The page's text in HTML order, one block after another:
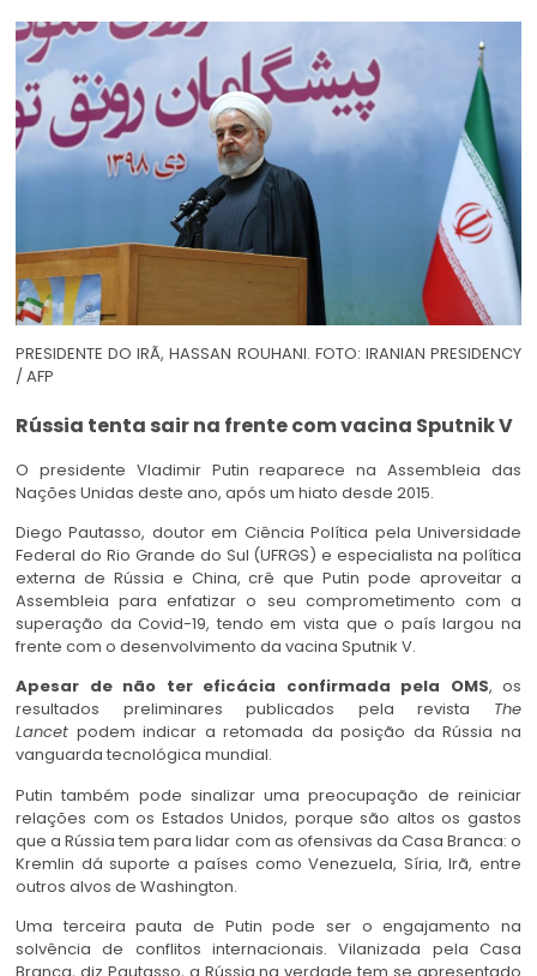
PRESIDENTE DO IRÃ, HASSAN ROUHANI. FOTO: IRANIAN PRESIDENCY
/ AFP
Rússia tenta sair na frente com vacina Sputnik V
O presidente Vladimir Putin reaparece na Assembleia das
Nações Unidas deste ano, após um hiato desde 2015.
Diego Pautasso, doutor em Ciência Política pela Universidade
Federal do Rio Grande do Sul (UFRGS) e especialista na política
externa de Rússia e China, crê que Putin pode aproveitar a
Assembleia para enfatizar o seu comprometimento com a
superação da Covid-19, tendo em vista que o país largou na
frente com o desenvolvimento da vacina Sputnik V.
Apesar de não ter eficácia confirmada pela OMS, os
resultados preliminares publicados pela revista The
Lancet podem indicar a retomada da posição da Rússia na
vanguarda tecnológica mundial.
Putin também pode sinalizar uma preocupação de reiniciar
relações com os Estados Unidos, porque são altos os gastos
que a Rússia tem para lidar com as ofensivas da Casa Branca: o
Kremlin dá suporte a países como Venezuela, Síria, Irã, entre
outros alvos de Washington.
Uma terceira pauta de Putin pode ser o engajamento na
solvência de conflitos internacionais. Vilanizada pela Casa